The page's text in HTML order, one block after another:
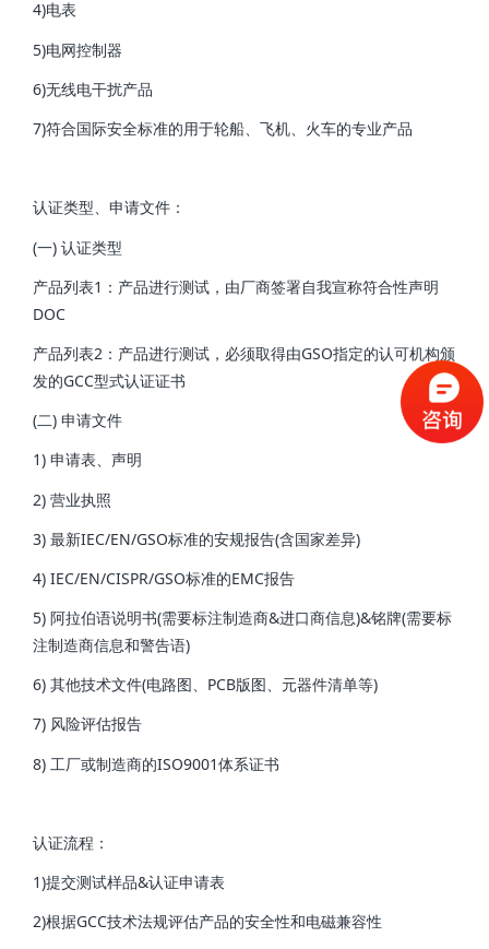
4)电表
5)电网控制器
6)无线电干扰产品
7)符合国际安全标准的用于轮船、飞机、火车的专业产品
认证类型、申请文件：
(一) 认证类型
产品列表1：产品进行测试，由厂商签署自我宣称符合性声明
DOC
产品列表2：产品进行测试，必须取得由GSO指定的认可机构颁
发的GCC型式认证证书
(二) 申请文件
1) 申请表、声明
2) 营业执照
3) 最新IEC/EN/GSO标准的安规报告(含国家差异)
4) IEC/EN/CISPR/GSO标准的EMC报告
5) 阿拉伯语说明书(需要标注制造商&进口商信息)&铭牌(需要标
注制造商信息和警告语)
6) 其他技术文件(电路图、PCB版图、元器件清单等)
7) 风险评估报告
8) 工厂或制造商的ISO9001体系证书
认证流程：
1)提交测试样品&认证申请表
2)根据GCC技术法规评估产品的安全性和电磁兼容性